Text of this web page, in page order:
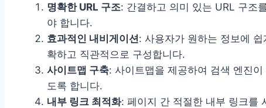
명확한 URL 구조: 간결하고 의미 있는 URL 구조
야 합니다.
효과적인 내비게이션: 사용자가 원하는 정보에
확하고 직관적으로 구성합니다.
사이트맵 구축: 사이트맵을 제공하여 검색 엔진
도록 합니다.
내부 링크 최적화: 페이지 간 적절한 내부 링크를